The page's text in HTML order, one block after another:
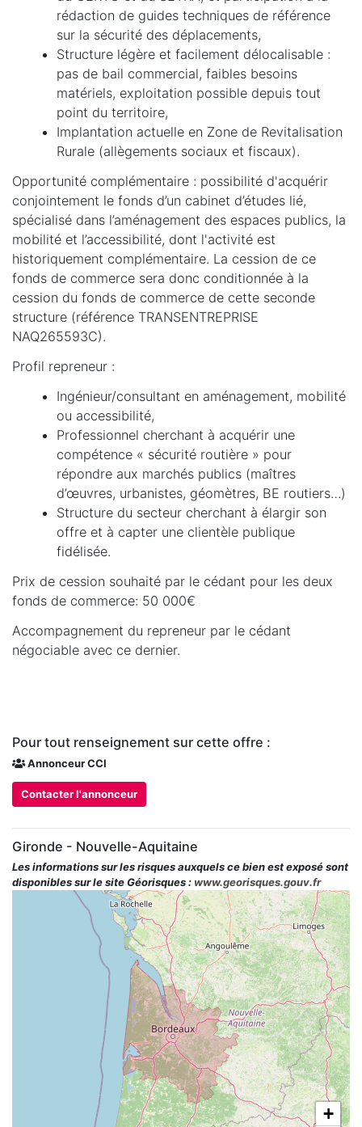
rédaction de guides techniques de référence
sur la sécurité des déplacements,
Structure légère et facilement délocalisable :
pas de bail commercial, faibles besoins
matériels, exploitation possible depuis tout
point du territoire,
Implantation actuelle en Zone de Revitalisation
Rurale (allègements sociaux et fiscaux).
Opportunité complémentaire : possibilité d'acquérir
conjointement le fonds d’un cabinet d’études lié,
spécialisé dans l’aménagement des espaces publics, la
mobilité et l’accessibilité, dont l'activité est
historiquement complémentaire. La cession de ce
fonds de commerce sera donc conditionnée à la
cession du fonds de commerce de cette seconde
structure (référence TRANSENTREPRISE
NAQ265593C).
Profil repreneur :
Ingénieur/consultant en aménagement, mobilité
ou accessibilité,
Professionnel cherchant à acquérir une
compétence « sécurité routière » pour
répondre aux marchés publics (maîtres
d’œuvres, urbanistes, géomètres, BE routiers…)
Structure du secteur cherchant à élargir son
offre et à capter une clientèle publique
fidélisée.
Prix de cession souhaité par le cédant pour les deux
fonds de commerce: 50 000€
Accompagnement du repreneur par le cédant
négociable avec ce dernier.
Pour tout renseignement sur cette offre :
Annonceur CCI
Contacter l'annonceur
Gironde - Nouvelle-Aquitaine
Les informations sur les risques auxquels ce bien est exposé sont
disponibles sur le site Géorisques : www.georisques.gouv.fr
+